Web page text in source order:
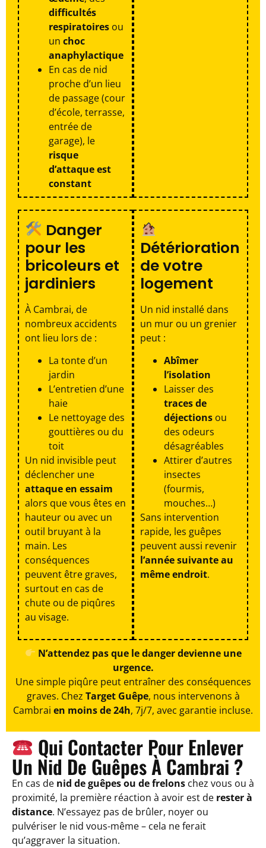
difficultés
respiratoires ou
un choc
anaphylactique
En cas de nid
proche d’un lieu
de passage (cour
d’école, terrasse,
entrée de
garage), le
risque
d’attaque est
constant
Danger
pour les
bricoleurs et
jardiniers
À Cambrai, de
nombreux accidents
ont lieu lors de :
La tonte d’un
jardin
L’entretien d’une
haie
Le nettoyage des
gouttières ou du
toit
Un nid invisible peut
déclencher une
attaque en essaim
alors que vous êtes en
hauteur ou avec un
outil bruyant à la
main. Les
conséquences
peuvent être graves,
surtout en cas de
chute ou de piqûres
au visage.
Détérioration
de votre
logement
Un nid installé dans
un mur ou un grenier
peut :
Abîmer
l’isolation
Laisser des
traces de
déjections ou
des odeurs
désagréables
Attirer d’autres
insectes
(fourmis,
mouches…)
Sans intervention
rapide, les guêpes
peuvent aussi revenir
l’année suivante au
même endroit.
N’attendez pas que le danger devienne une
urgence.
Une simple piqûre peut entraîner des conséquences
graves. Chez Target Guêpe, nous intervenons à
Cambrai en moins de 24h, 7j/7, avec garantie incluse.
Qui Contacter Pour Enlever
Un Nid De Guêpes À Cambrai ?
En cas de nid de guêpes ou de frelons chez vous ou à
proximité, la première réaction à avoir est de rester à
distance. N’essayez pas de brûler, noyer ou
pulvériser le nid vous-même – cela ne ferait
qu’aggraver la situation.